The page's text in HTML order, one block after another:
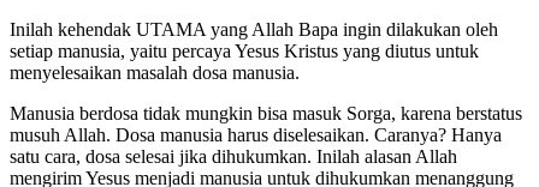
Inilah kehendak UTAMA yang Allah Bapa ingin dilakukan oleh
setiap manusia, yaitu percaya Yesus Kristus yang diutus untuk
menyelesaikan masalah dosa manusia.
Manusia berdosa tidak mungkin bisa masuk Sorga, karena berstatus
musuh Allah. Dosa manusia harus diselesaikan. Caranya? Hanya
satu cara, dosa selesai jika dihukumkan. Inilah alasan Allah
mengirim Yesus menjadi manusia untuk dihukumkan menanggung